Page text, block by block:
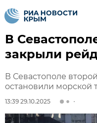
В
закрыли
В Севастополе
остановили морской
13:39 29.10.2025